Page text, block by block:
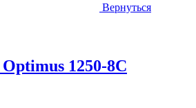
Вернуться
1250-8C